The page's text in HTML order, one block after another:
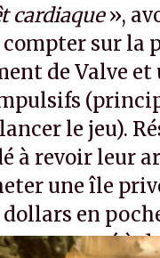
cardiaque»,
compter sur la
de Valve et
le jeu).
à revoir leur
une île
en
passé à